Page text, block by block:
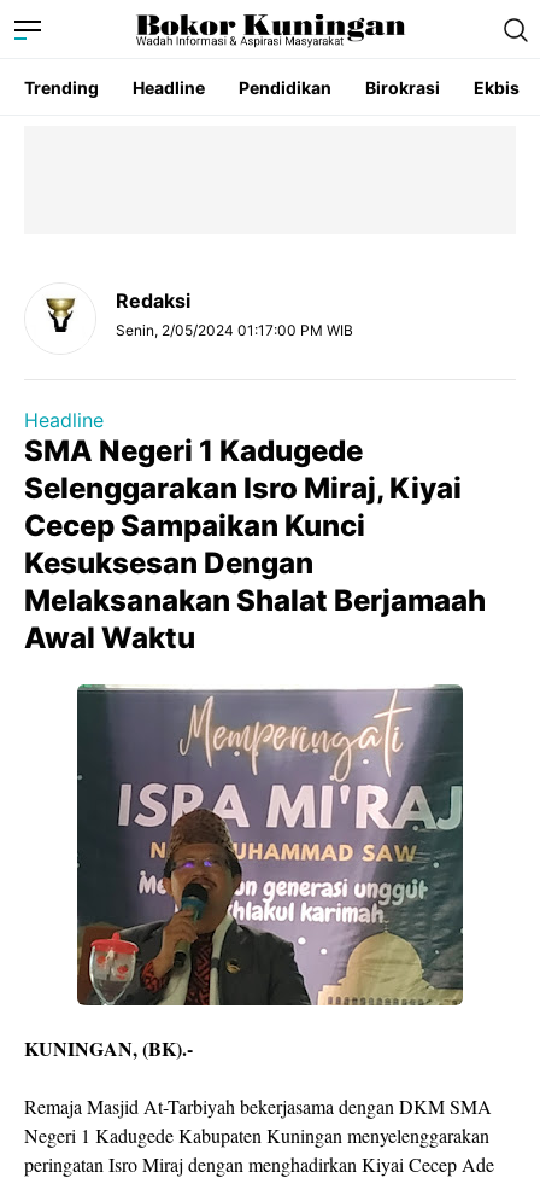
Trending Headline Pendidikan Birokrasi Ekbis
Redaksi
Senin, 2/05/2024 01:17:00 PM WIB
Headline
SMA Negeri 1 Kadugede
Selenggarakan Isro Miraj, Kiyai
Cecep Sampaikan Kunci
Kesuksesan Dengan
Melaksanakan Shalat Berjamaah
Awal Waktu
KUNINGAN, (BK).-
Remaja Masjid At-Tarbiyah bekerjasama dengan DKM SMA
Negeri 1 Kadugede Kabupaten Kuningan menyelenggarakan
peringatan Isro Miraj dengan menghadirkan Kiyai Cecep Ade